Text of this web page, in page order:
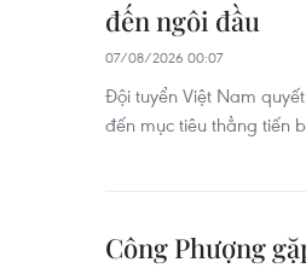
đến ngôi đầu
07/08/2026 00:07
Đội tuyển Việt Nam
đến mục tiêu thẳng tiến
Công Phượng